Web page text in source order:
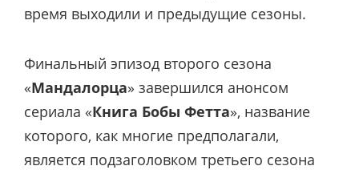
время выходили и предыдущие сезоны.
Финальный эпизод второго сезона
«Мандалорца» завершился анонсом
сериала «Книга Бобы Фетта», название
которого, как многие предполагали,
является подзаголовком третьего сезона